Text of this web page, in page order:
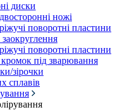
диски
ножі
поворотні пластини
заокруглення
поворотні пластини
кромок під зварювання
зірочки
сплавів